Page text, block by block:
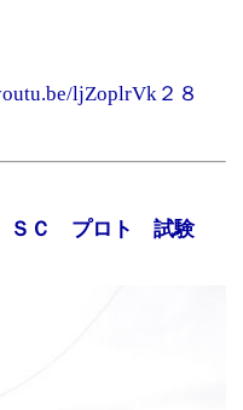
ljZoplrVk２８
ＳＣ プロト 試験